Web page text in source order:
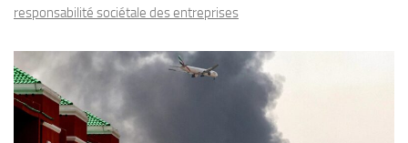
responsabilité sociétale des entreprises